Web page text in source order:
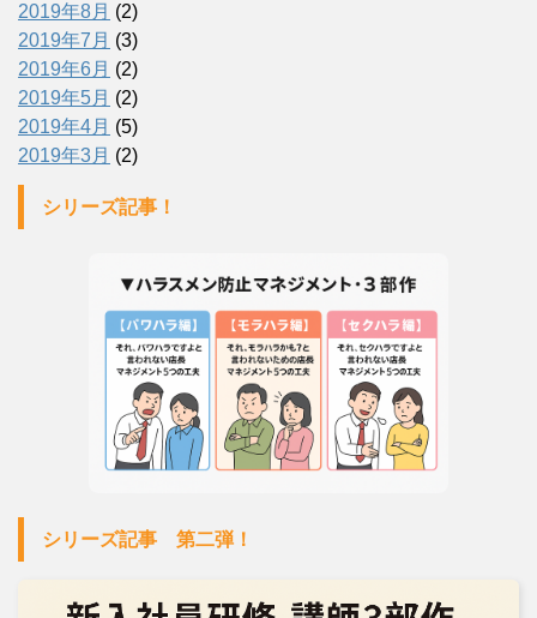
2019年8月 (2)
2019年7月 (3)
2019年6月 (2)
2019年5月 (2)
2019年4月 (5)
2019年3月 (2)
シリーズ記事！
シリーズ記事 第二弾！